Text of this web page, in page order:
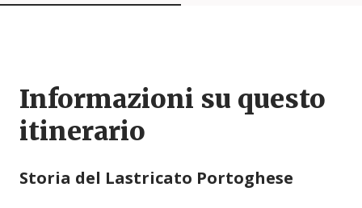
Informazioni su questo
itinerario
Storia del Lastricato Portoghese